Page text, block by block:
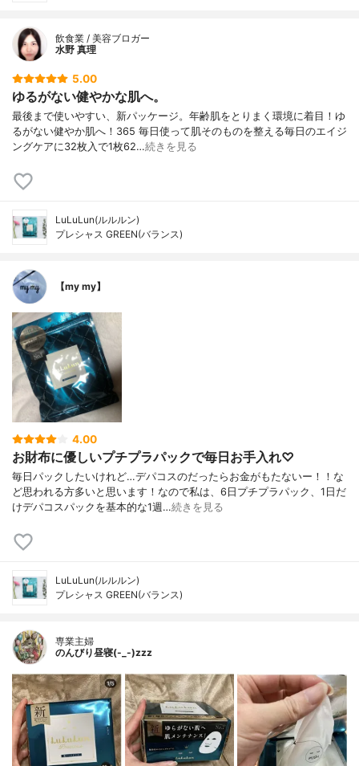
飲食業 / 美容ブロガー
水野 真理
5.00
ゆるがない健やかな肌へ。
最後まで使いやすい、新パッケージ。年齢肌をとりまく環境に着目！ゆ
るがない健やか肌へ！365 毎日使って肌そのものを整える毎日のエイジ
ングケアに32枚入で1枚62…続きを見る
LuLuLun(ルルルン)
プレシャス GREEN(バランス)
【my my】
4.00
お財布に優しいプチプラパックで毎日お手入れ♡
毎日パックしたいけれど…デパコスのだったらお金がもたないー！！な
ど思われる方多いと思います！なので私は、6日プチプラパック、1日だ
けデパコスパックを基本的な1週…続きを見る
LuLuLun(ルルルン)
プレシャス GREEN(バランス)
専業主婦
のんびり昼寝(-_-)zzz